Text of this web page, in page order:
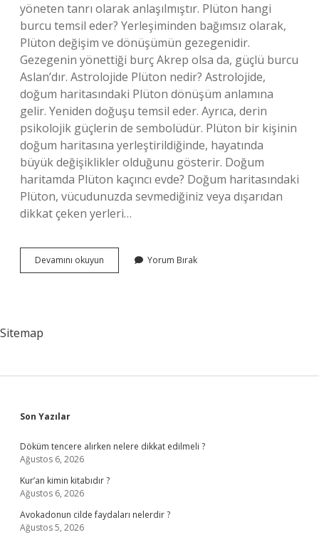
yöneten tanrı olarak anlaşılmıştır. Plüton hangi
burcu temsil eder? Yerleşiminden bağımsız olarak,
Plüton değişim ve dönüşümün gezegenidir.
Gezegenin yönettiği burç Akrep olsa da, güçlü burcu
Aslan’dır. Astrolojide Plüton nedir? Astrolojide,
doğum haritasındaki Plüton dönüşüm anlamına
gelir. Yeniden doğuşu temsil eder. Ayrıca, derin
psikolojik güçlerin de sembolüdür. Plüton bir kişinin
doğum haritasına yerleştirildiğinde, hayatında
büyük değişiklikler olduğunu gösterir. Doğum
haritamda Plüton kaçıncı evde? Doğum haritasındaki
Plüton, vücudunuzda sevmediğiniz veya dışarıdan
dikkat çeken yerleri…
Devamını okuyun Astrolojide
Plüton
Yorum Bırak
Sitemap
Sidebar
Son Yazılar
Döküm tencere alırken nelere dikkat edilmeli ?
Ağustos 6, 2026
Kur’an kimin kitabıdır ?
Ağustos 6, 2026
Avokadonun cilde faydaları nelerdir ?
Ağustos 5, 2026